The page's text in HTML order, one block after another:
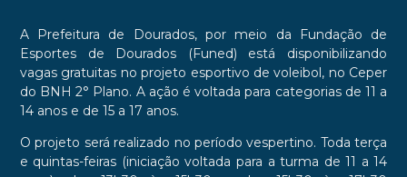
A Prefeitura de Dourados, por meio da Fundação de
Esportes de Dourados (Funed) está disponibilizando
vagas gratuitas no projeto esportivo de voleibol, no Ceper
do BNH 2° Plano. A ação é voltada para categorias de 11 a
14 anos e de 15 a 17 anos.
O projeto será realizado no período vespertino. Toda terça
e quintas-feiras (iniciação voltada para a turma de 11 a 14